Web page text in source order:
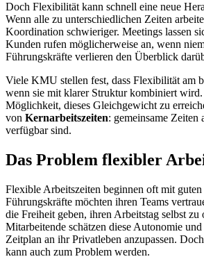
Doch Flexibilität kann schnell eine neue
Wenn alle zu unterschiedlichen Zeiten
Koordination schwieriger. Meetings lassen
Kunden rufen möglicherweise an, wenn
Führungskräfte verlieren den Überblick
Viele KMU stellen fest, dass Flexibilität am
wenn sie mit klarer Struktur kombiniert
Möglichkeit, dieses Gleichgewicht zu
von Kernarbeitszeiten: gemeinsame Zeiten
verfügbar sind.
Das Problem flexibler
Flexible Arbeitszeiten beginnen oft mit
Führungskräfte möchten ihren Teams
die Freiheit geben, ihren Arbeitstag selbst zu
Mitarbeitende schätzen diese Autonomie
Zeitplan an ihr Privatleben anzupassen.
kann auch zum Problem werden.